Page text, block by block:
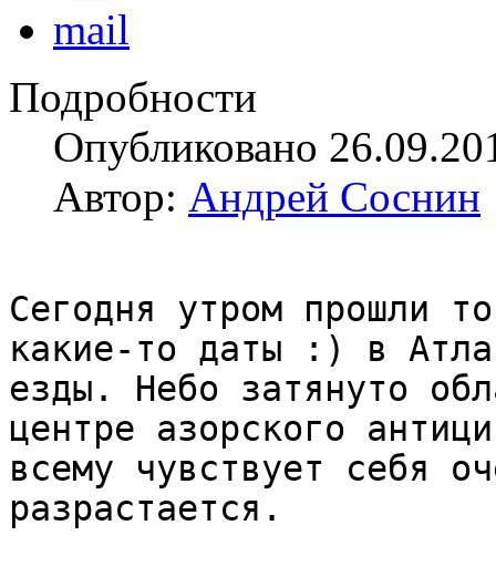
Подробности
Опубликовано
Автор: Андрей Соснин
Сегодня утром прошли
какие-то даты :) в
езды. Небо затянуто
центре азорского
всему чувствует себя
разрастается.